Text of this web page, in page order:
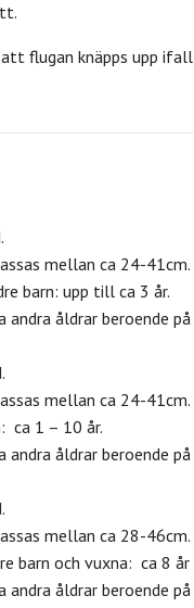
att flugan knäpps upp
mellan ca 24-41cm.
barn: upp till ca 3 år.
andra åldrar beroende
mellan ca 24-41cm.
ca 1 – 10 år.
andra åldrar beroende
mellan ca 28-46cm.
barn och vuxna: ca 8 år
andra åldrar beroende